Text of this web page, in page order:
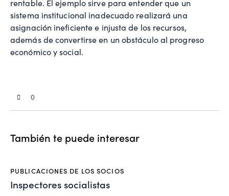
rentable. El ejemplo sirve para entender que un
sistema institucional inadecuado realizará una
asignación ineficiente e injusta de los recursos,
además de convertirse en un obstáculo al progreso
económico y social.
0
También te puede interesar
PUBLICACIONES DE LOS SOCIOS
Inspectores socialistas